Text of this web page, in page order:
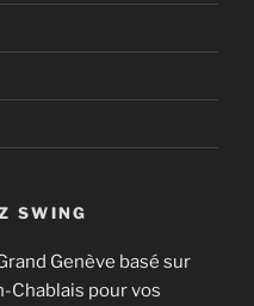
SWING
Genève basé sur
Chablais pour vos